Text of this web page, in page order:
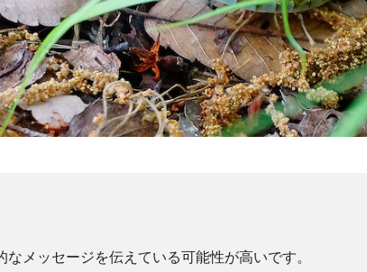
メッセージを伝えている可能性が高いです。